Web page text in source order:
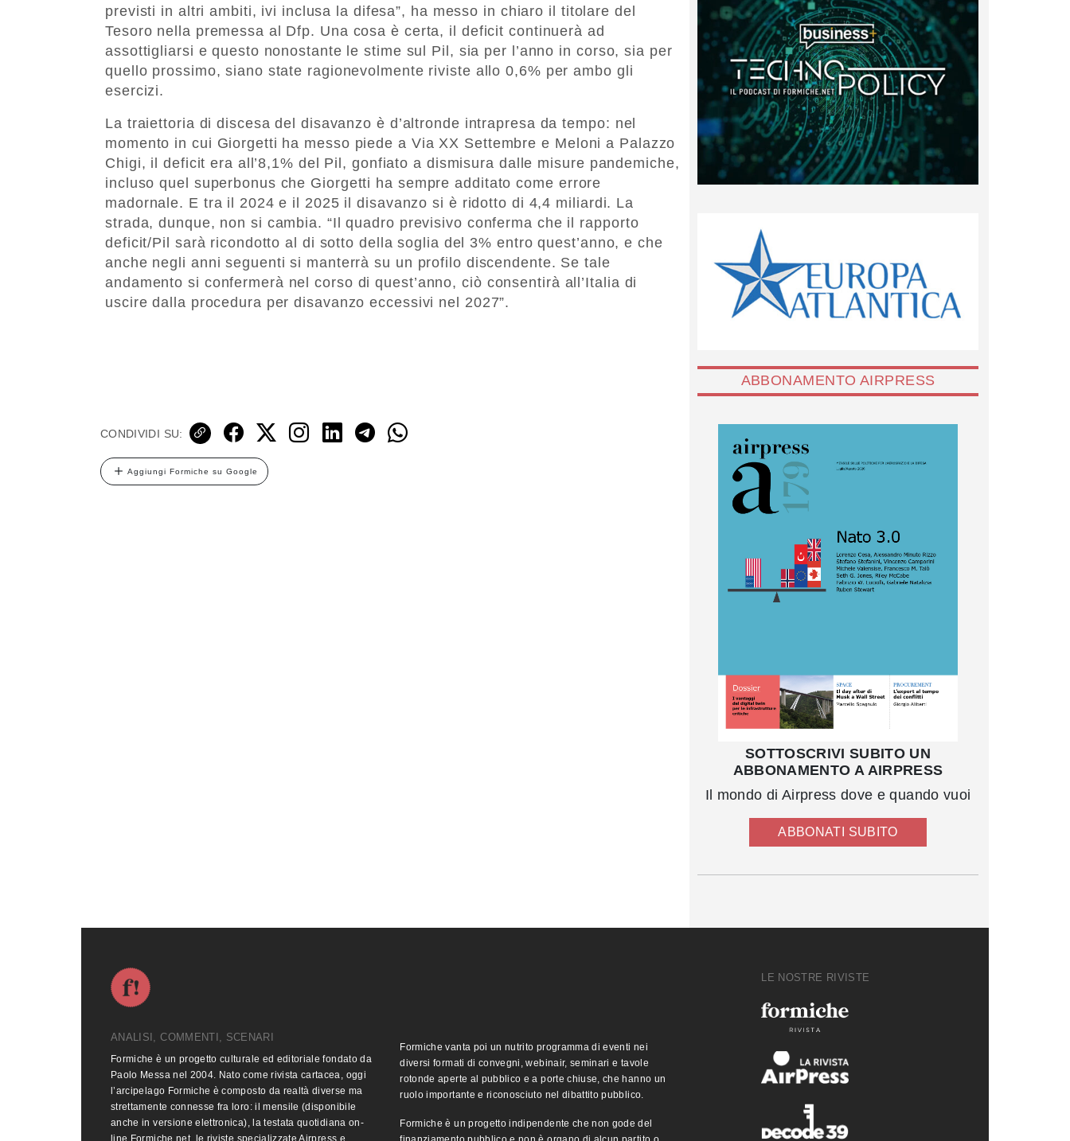
previsti in altri ambiti, ivi inclusa la difesa”, ha messo in chiaro il titolare del
Tesoro nella premessa al Dfp. Una cosa è certa, il deficit continuerà ad
assottigliarsi e questo nonostante le stime sul Pil, sia per l’anno in corso, sia per
quello prossimo, siano state ragionevolmente riviste allo 0,6% per ambo gli
esercizi.
La traiettoria di discesa del disavanzo è d’altronde intrapresa da tempo: nel
momento in cui Giorgetti ha messo piede a Via XX Settembre e Meloni a Palazzo
Chigi, il deficit era all’8,1% del Pil, gonfiato a dismisura dalle misure pandemiche,
incluso quel superbonus che Giorgetti ha sempre additato come errore
madornale. E tra il 2024 e il 2025 il disavanzo si è ridotto di 4,4 miliardi. La
strada, dunque, non si cambia. “Il quadro previsivo conferma che il rapporto
deficit/Pil sarà ricondotto al di sotto della soglia del 3% entro quest’anno, e che
anche negli anni seguenti si manterrà su un profilo discendente. Se tale
andamento si confermerà nel corso di quest’anno, ciò consentirà all’Italia di
uscire dalla procedura per disavanzo eccessivi nel 2027”.
CONDIVIDI SU:
Aggiungi Formiche su Google
ABBONAMENTO AIRPRESS
SOTTOSCRIVI SUBITO UN
ABBONAMENTO A AIRPRESS
Il mondo di Airpress dove e quando vuoi
ABBONATI SUBITO
ANALISI, COMMENTI, SCENARI
Formiche è un progetto culturale ed editoriale fondato da
Paolo Messa nel 2004. Nato come rivista cartacea, oggi
l’arcipelago Formiche è composto da realtà diverse ma
strettamente connesse fra loro: il mensile (disponibile
anche in versione elettronica), la testata quotidiana on-
line Formiche.net, le riviste specializzate Airpress e
Formiche vanta poi un nutrito programma di eventi nei
diversi formati di convegni, webinair, seminari e tavole
rotonde aperte al pubblico e a porte chiuse, che hanno un
ruolo importante e riconosciuto nel dibattito pubblico.
Formiche è un progetto indipendente che non gode del
LE NOSTRE RIVISTE